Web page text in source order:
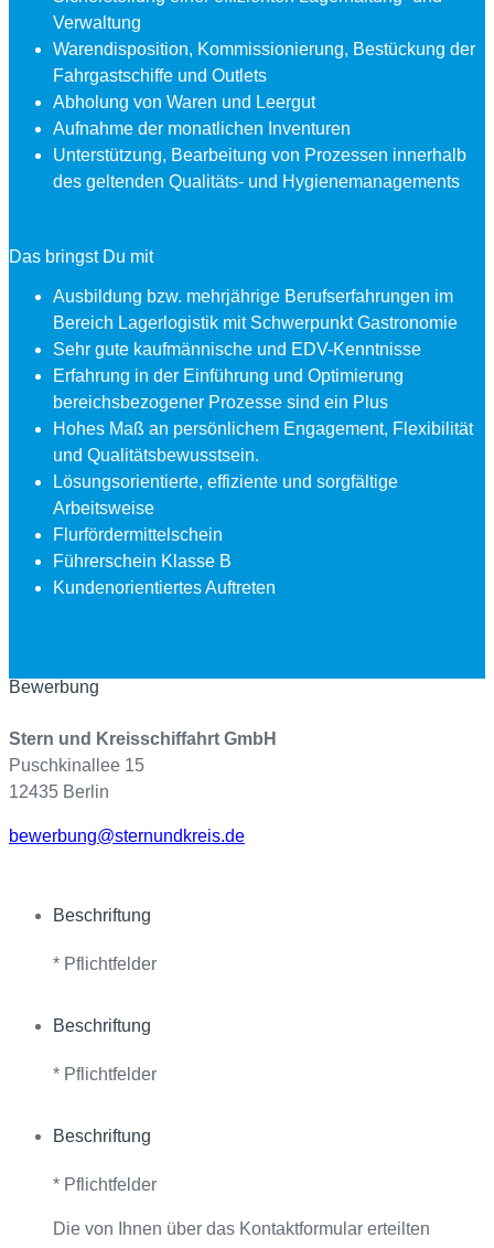
Verwaltung
Warendisposition, Kommissionierung, Bestückung der
Fahrgastschiffe und Outlets
Abholung von Waren und Leergut
Aufnahme der monatlichen Inventuren
Unterstützung, Bearbeitung von Prozessen innerhalb
des geltenden Qualitäts- und Hygienemanagements
Das bringst Du mit
Ausbildung bzw. mehrjährige Berufserfahrungen im
Bereich Lagerlogistik mit Schwerpunkt Gastronomie
Sehr gute kaufmännische und EDV-Kenntnisse
Erfahrung in der Einführung und Optimierung
bereichsbezogener Prozesse sind ein Plus
Hohes Maß an persönlichem Engagement, Flexibilität
und Qualitätsbewusstsein.
Lösungsorientierte, effiziente und sorgfältige
Arbeitsweise
Flurfördermittelschein
Führerschein Klasse B
Kundenorientiertes Auftreten
Bewerbung
Stern und Kreisschiffahrt GmbH
Puschkinallee 15
12435 Berlin
bewerbung@sternundkreis.de
Beschriftung
* Pflichtfelder
Beschriftung
* Pflichtfelder
Beschriftung
* Pflichtfelder
Die von Ihnen über das Kontaktformular erteilten